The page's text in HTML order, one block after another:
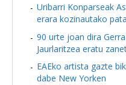
Uribarri Konparseak
erara kozinautako
90 urte joan dira
Jaurlaritzea eratu
EAEko artista gazte
dabe New Yorken